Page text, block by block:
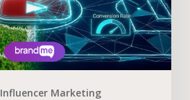
Influencer Marketing